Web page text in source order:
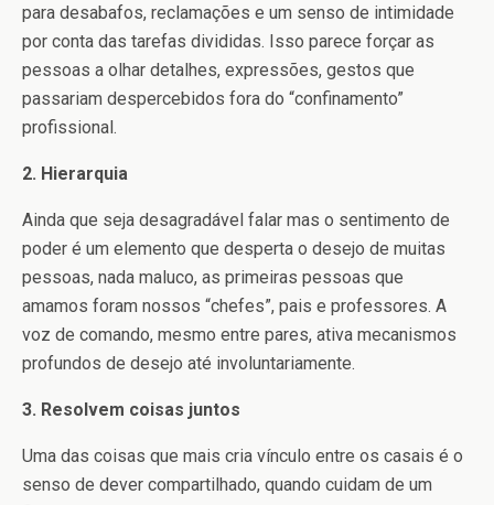
para desabafos, reclamações e um senso de intimidade
por conta das tarefas divididas. Isso parece forçar as
pessoas a olhar detalhes, expressões, gestos que
passariam despercebidos fora do “confinamento”
profissional.
2. Hierarquia
Ainda que seja desagradável falar mas o sentimento de
poder é um elemento que desperta o desejo de muitas
pessoas, nada maluco, as primeiras pessoas que
amamos foram nossos “chefes”, pais e professores. A
voz de comando, mesmo entre pares, ativa mecanismos
profundos de desejo até involuntariamente.
3. Resolvem coisas juntos
Uma das coisas que mais cria vínculo entre os casais é o
senso de dever compartilhado, quando cuidam de um